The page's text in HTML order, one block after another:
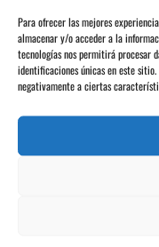
Para ofrecer las mejores
almacenar y/o acceder a la
tecnologías nos permitirá procesar
identificaciones únicas en este
negativamente a ciertas
Os informa @encortoyaltoke
N
a
v
Anterior:
El rugido del león tumba
Ya a la venta las